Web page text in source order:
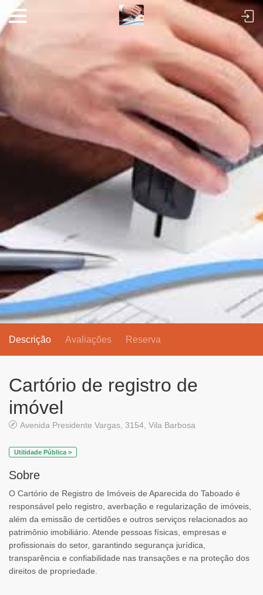
Descrição Avaliações Reserva
Cartório de registro de
imóvel
Avenida Presidente Vargas, 3154, Vila Barbosa
Utilidade Pública >
Sobre
O Cartório de Registro de Imóveis de Aparecida do Taboado é
responsável pelo registro, averbação e regularização de imóveis,
além da emissão de certidões e outros serviços relacionados ao
patrimônio imobiliário. Atende pessoas físicas, empresas e
profissionais do setor, garantindo segurança jurídica,
transparência e confiabilidade nas transações e na proteção dos
direitos de propriedade.